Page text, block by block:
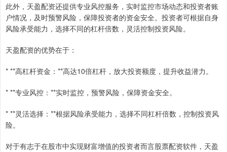
此外，天盈配资还提供专业风控服务，实时监控市场动态和投资者账
户情况，及时预警风险，保障投资者的资金安全。投资者可根据自身
风险承受能力，选择不同的杠杆倍数，灵活控制投资风险。
天盈配资的优势在于：
* **高杠杆资金：**高达10倍杠杆，放大投资额度，提升收益潜力。
* **专业风控：**实时监控，预警风险，保障资金安全。
* **灵活选择：**根据风险承受能力，选择不同杠杆倍数，控制投资风
险。
对于有志于在股市中实现财富增值的投资者而言股票配资软件，天盈